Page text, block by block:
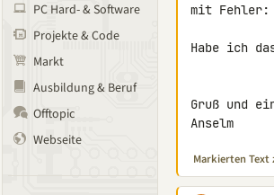
PC Hard- & Software
Projekte & Code
Markt
Ausbildung & Beruf
Offtopic
Webseite
mit Fehler:
Habe ich
Gruß und
Anselm
Markierten Text